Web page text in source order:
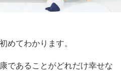
めてわかります。
であることがどれだけ幸せな